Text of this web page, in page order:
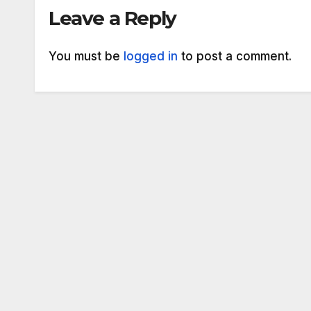
Leave a Reply
You must be logged in to post a comment.